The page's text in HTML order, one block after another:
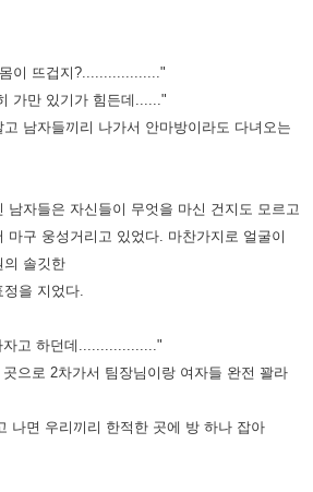
이 뜨겁지?.................."
가만 있기가 힘든데......"
남자들끼리 나가서 안마방이라도 다녀오는
남자들은 자신들이 무엇을 마신 건지도 모르고
마구 웅성거리고 있었다. 마찬가지로 얼굴이
의 솔깃한
을 지었다.
자고 하던데.................."
으로 2차가서 팀장님이랑 여자들 완전 꽐라
나면 우리끼리 한적한 곳에 방 하나 잡아